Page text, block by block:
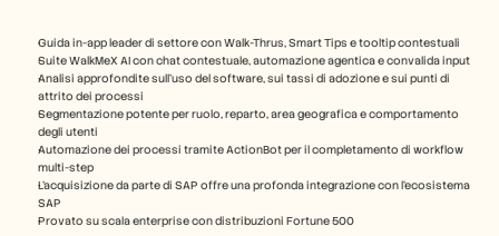
Guida in-app leader di settore con Walk-Thrus, Smart Tips e tooltip contestuali
Suite WalkMeX AI con chat contestuale, automazione agentica e convalida input
Analisi approfondite sull'uso del software, sui tassi di adozione e sui punti di
attrito dei processi
Segmentazione potente per ruolo, reparto, area geografica e comportamento
degli utenti
Automazione dei processi tramite ActionBot per il completamento di workflow
multi-step
L'acquisizione da parte di SAP offre una profonda integrazione con l'ecosistema
SAP
Provato su scala enterprise con distribuzioni Fortune 500